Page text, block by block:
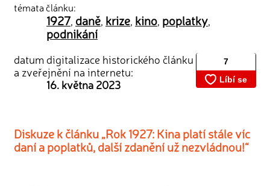
témata článku:
1927, daně, krize, kino, poplatky,
podnikání
datum digitalizace historického článku
a zveřejnění na internetu:
16. května 2023
Diskuze k článku „Rok 1927: Kina platí stále víc
daní a poplatků, další zdanění už nezvládnou!“